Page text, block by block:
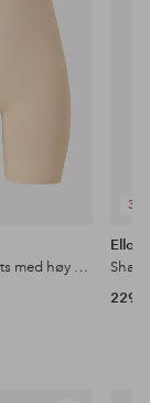
favoritter
Formende shorts med høy midje - medium support
3
Ellos
229